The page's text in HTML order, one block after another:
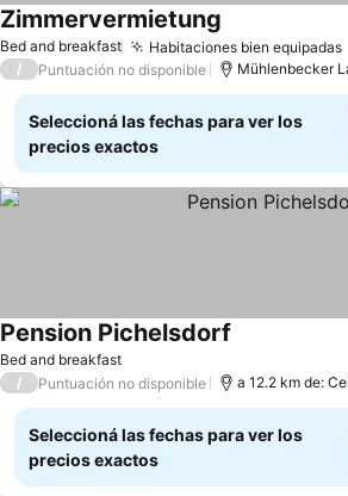
Bed and breakfast Habitaciones bien equipadas
Zimmervermietung
/ Puntuación no disponible Mühlenbecker
Seleccioná las fechas para ver los
precios exactos
Bed and breakfast
Pension Pichelsdorf
/ Puntuación no disponible a 12.2 km de:
Seleccioná las fechas para ver los
precios exactos